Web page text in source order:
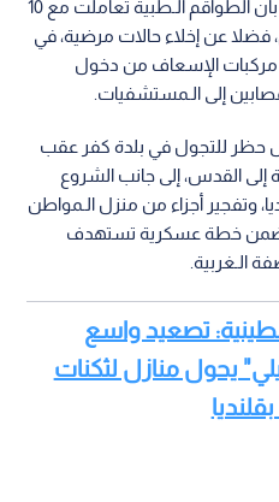
وأفاد الـهلال الأحمر الفلسطيني بأن الطواقم الـطبية تعاملت مع 10
فضلا عن إخلاء حالات مرضية، في
الإسعاف من دخول
إلى الـمستشفيات.
حظر للتجول في بلدة كفر عقب
إلى القدس، إلى جانب الشروع
وتفجير أجزاء من منزل الـمواطن
ضمن خطة عسكرية تستهدف
الـغربية.
تصعيد واسع
يحول منازل لثكنات